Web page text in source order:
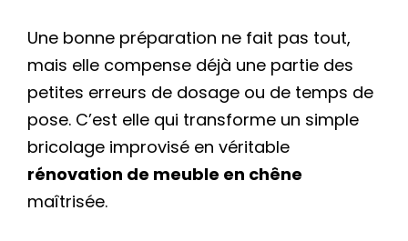
Une bonne préparation ne fait pas tout,
mais elle compense déjà une partie des
petites erreurs de dosage ou de temps de
pose. C’est elle qui transforme un simple
bricolage improvisé en véritable
rénovation de meuble en chêne
maîtrisée.